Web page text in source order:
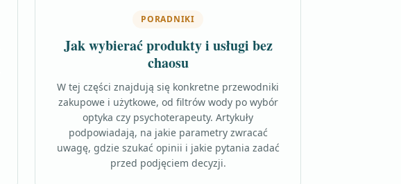
PORADNIKI
Jak wybierać produkty i usługi bez
chaosu
W tej części znajdują się konkretne przewodniki
zakupowe i użytkowe, od filtrów wody po wybór
optyka czy psychoterapeuty. Artykuły
podpowiadają, na jakie parametry zwracać
uwagę, gdzie szukać opinii i jakie pytania zadać
przed podjęciem decyzji.